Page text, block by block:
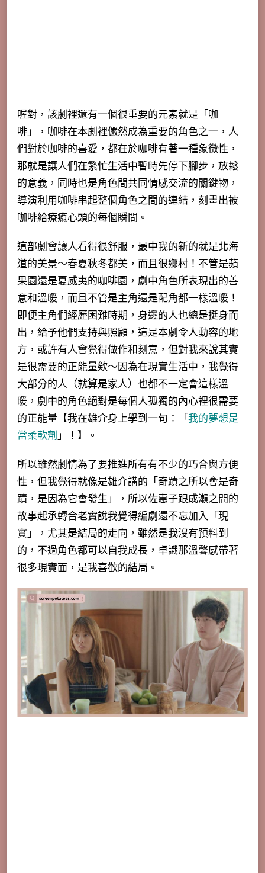
喔對，該劇裡還有一個很重要的元素就是「咖
啡」，咖啡在本劇裡儼然成為重要的角色之一，人
們對於咖啡的喜愛，都在於咖啡有著一種象徵性，
那就是讓人們在繁忙生活中暫時先停下腳步，放鬆
的意義，同時也是角色間共同情感交流的關鍵物，
導演利用咖啡串起整個角色之間的連結，刻畫出被
咖啡給療癒心頭的每個瞬間。
這部劇會讓人看得很舒服，最中我的新的就是北海
道的美景～春夏秋冬都美，而且很鄉村！不管是蘋
果園還是夏威夷的咖啡園，劇中角色所表現出的善
意和溫暖，而且不管是主角還是配角都一樣溫暖！
即便主角們經歷困難時期，身邊的人也總是挺身而
出，給予他們支持與照顧，這是本劇令人動容的地
方，或許有人會覺得做作和刻意，但對我來說其實
是很需要的正能量欸～因為在現實生活中，我覺得
大部分的人（就算是家人）也都不一定會這樣溫
暖，劇中的角色絕對是每個人孤獨的內心裡很需要
的正能量【我在雄介身上學到一句：「我的夢想是
當柔軟劑 」！】。
所以雖然劇情為了要推進所有有不少的巧合與方便
性，但我覺得就像是雄介講的「奇蹟之所以會是奇
蹟，是因為它會發生」，所以佐惠子跟成瀨之間的
故事起承轉合老實說我覺得編劇還不忘加入「現
實」，尤其是結局的走向，雖然是我沒有預料到
的，不過角色都可以自我成長，卓識那溫馨感帶著
很多現實面，是我喜歡的結局。